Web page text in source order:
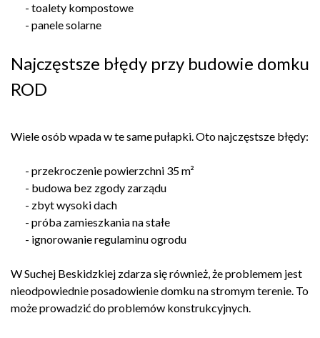
- toalety kompostowe
- panele solarne
Najczęstsze błędy przy budowie domku
ROD
Wiele osób wpada w te same pułapki. Oto najczęstsze błędy:
- przekroczenie powierzchni 35 m²
- budowa bez zgody zarządu
- zbyt wysoki dach
- próba zamieszkania na stałe
- ignorowanie regulaminu ogrodu
W Suchej Beskidzkiej zdarza się również, że problemem jest
nieodpowiednie posadowienie domku na stromym terenie. To
może prowadzić do problemów konstrukcyjnych.